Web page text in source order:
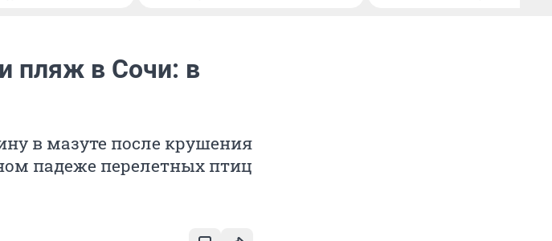
пляж в Сочи: в
в мазуте после крушения
падеже перелетных птиц